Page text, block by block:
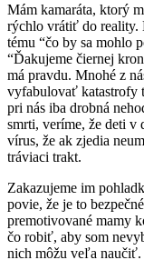
Mám kamaráta, ktorý
rýchlo vrátiť do reality.
tému “čo by sa mohlo
“Ďakujeme čiernej
má pravdu. Mnohé z
vyfabulovať katastrofy
pri nás iba drobná
smrti, veríme, že deti v
vírus, že ak zjedia
tráviaci trakt.
Zakazujeme im
povie, že je to
premotivované mamy
čo robiť, aby som
nich môžu veľa naučiť.